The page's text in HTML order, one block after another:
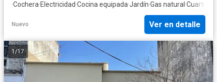
·Cochera·Electricidad·Cocina equipada·Jardín·Gas natural ·Cuarto
Nuevo Ver en detalle
1/17